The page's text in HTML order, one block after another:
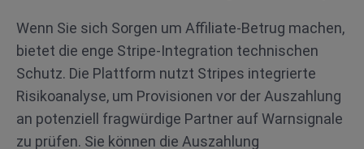
Wenn Sie sich Sorgen um Affiliate-Betrug machen,
bietet die enge Stripe-Integration technischen
Schutz. Die Plattform nutzt Stripes integrierte
Risikoanalyse, um Provisionen vor der Auszahlung
an potenziell fragwürdige Partner auf Warnsignale
zu prüfen. Sie können die Auszahlung